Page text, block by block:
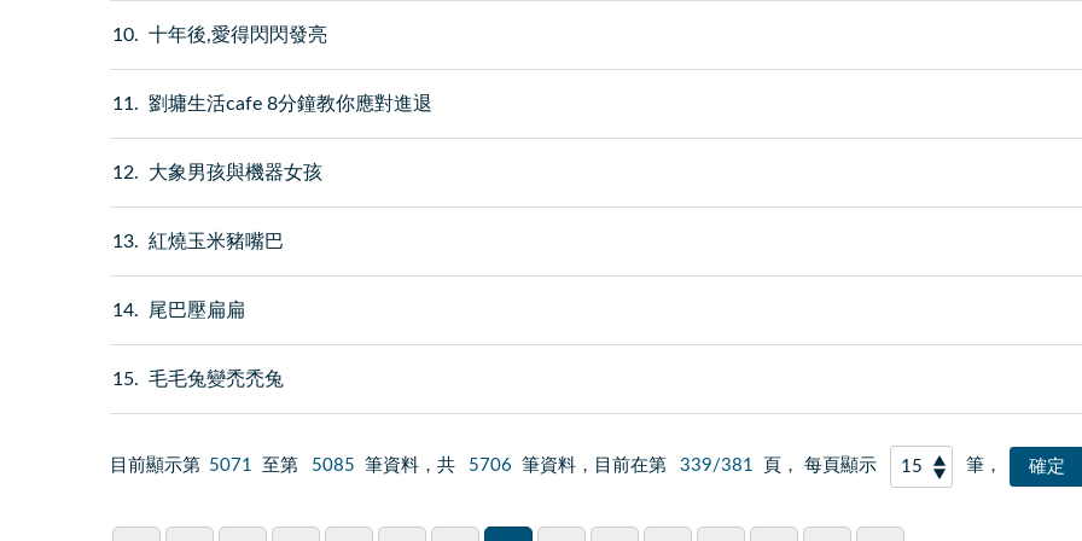
10 十年後,愛得閃閃發亮
11 劉墉生活cafe 8分鐘教你應對進退
12 大象男孩與機器女孩
13 紅燒玉米豬嘴巴
14 尾巴壓扁扁
15 毛毛兔變禿禿兔
目前顯示第 5071 至第 5085 筆資料，共 5706 筆資料，目前在第 339/381 頁， 每頁顯示 筆，